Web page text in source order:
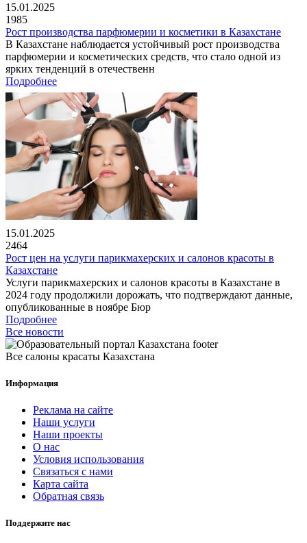
15.01.2025
1985
Рост производства парфюмерии и косметики в Казахстане
В Казахстане наблюдается устойчивый рост производства
парфюмерии и косметических средств, что стало одной из
ярких тенденций в отечественн
Подробнее
15.01.2025
2464
Рост цен на услуги парикмахерских и салонов красоты в
Казахстане
Услуги парикмахерских и салонов красоты в Казахстане в
2024 году продолжили дорожать, что подтверждают данные,
опубликованные в ноябре Бюр
Подробнее
Все новости
Все салоны красаты Казахстана
Информация
Реклама на сайте
Наши услуги
Наши проекты
О нас
Условия использования
Связаться с нами
Карта сайта
Обратная связь
Поддержите нас